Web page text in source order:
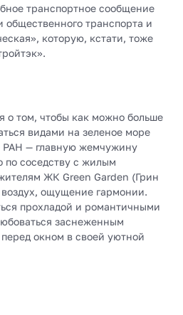
транспортное сообщение
общественного транспорта и
которую, кстати, тоже
о том, чтобы как можно больше
видами на зеленое море
РАН — главную жемчужину
по соседству с жилым
ЖК Green Garden (Грин
ощущение гармонии.
прохладой и романтичными
заснеженным
окном в своей уютной